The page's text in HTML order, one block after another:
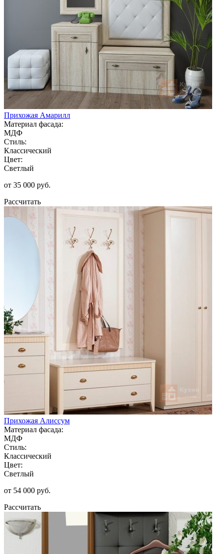
Прихожая Амарилл
Материал фасада:
МДФ
Стиль:
Классический
Цвет:
Светлый
от 35 000 руб.
Рассчитать
Прихожая Алиссум
Материал фасада:
МДФ
Стиль:
Классический
Цвет:
Светлый
от 54 000 руб.
Рассчитать